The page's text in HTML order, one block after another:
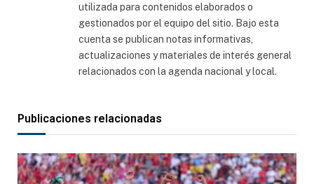
utilizada para contenidos elaborados o
gestionados por el equipo del sitio. Bajo esta
cuenta se publican notas informativas,
actualizaciones y materiales de interés general
relacionados con la agenda nacional y local.
Publicaciones relacionadas